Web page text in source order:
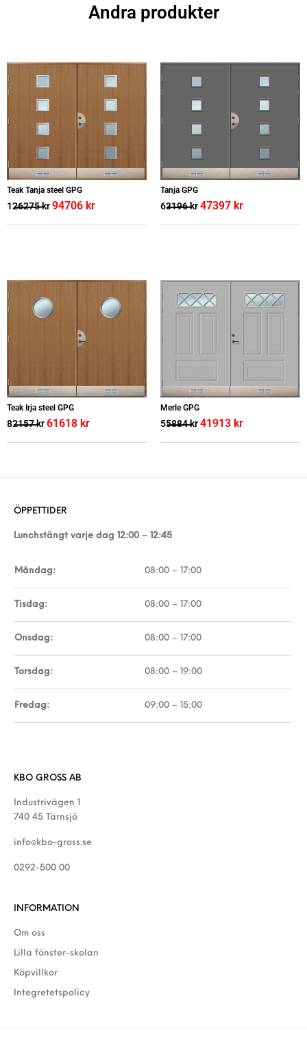
Andra produkter
Teak Tanja steel GPG
126275kr94706 kr
Tanja GPG
63196kr47397 kr
Teak Irja steel GPG
82157kr61618 kr
Merle GPG
55884kr41913 kr
ÖPPETTIDER
Lunchstängt varje dag 12:00 – 12:45
Måndag: 08:00 – 17:00
Tisdag: 08:00 – 17:00
Onsdag: 08:00 – 17:00
Torsdag: 08:00 – 19:00
Fredag: 09:00 – 15:00
KBO GROSS AB
Industrivägen 1
740 45 Tärnsjö
info@kbo-gross.se
0292-500 00
INFORMATION
Om oss
Lilla fönster-skolan
Köpvillkor
Integretetspolicy